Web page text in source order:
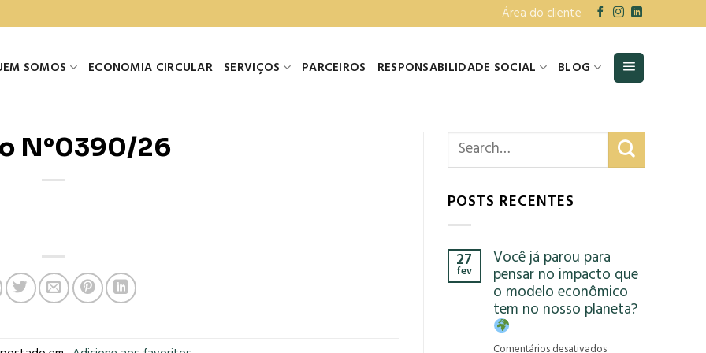
Área do cliente
SOMOS ECONOMIA CIRCULAR SERVIÇOS PARCEIROS RESPONSABILIDADE SOCIAL BLOG
N°0390/26
POSTS RECENTES
27
fev
Você já parou para
pensar no impacto que
o modelo econômico
tem no nosso planeta?
Comentários desativadosem